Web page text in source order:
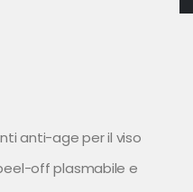
anti-age per il viso
off plasmabile e